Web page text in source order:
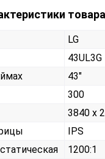
товара
LG
43UL3G
43"
300
3840 x
IPS
1200:1